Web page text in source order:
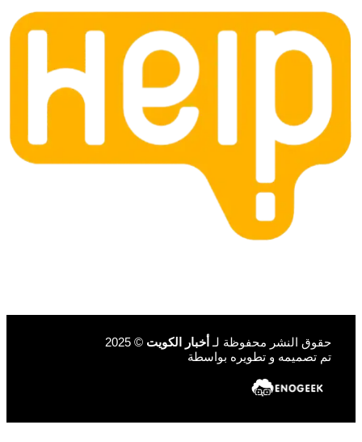
حقوق النشر محفوظة لـ أخبار الكويت © 2025
تم تصميمه و تطويره بواسطة